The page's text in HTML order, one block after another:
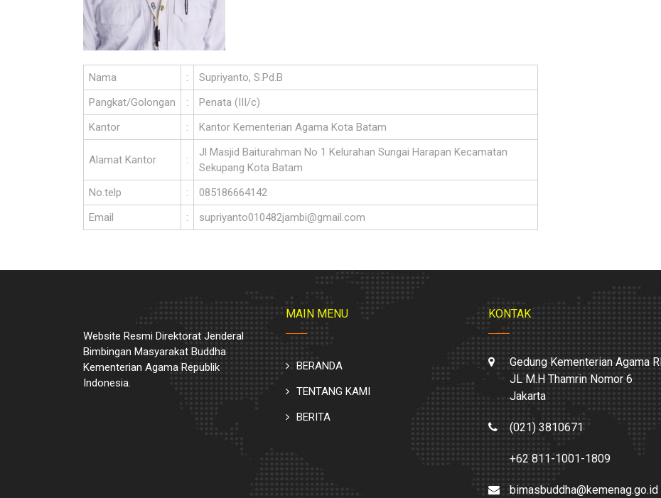
Nama :
Supriyanto, S.Pd.B
Pangkat/Golongan
:
Penata (III/c)
Kantor
: Kantor Kementerian Agama Kota Batam
Alamat Kantor :
Jl Masjid Baiturahman No 1 Kelurahan Sungai Harapan Kecamatan
Sekupang Kota Batam
No.telp
:
085186664142
Email
: supriyanto010482jambi@gmail.com
Website Resmi Direktorat Jenderal
Bimbingan Masyarakat Buddha
Kementerian Agama Republik
Indonesia.
MAIN MENU
BERANDA
TENTANG KAMI
BERITA
KONTAK
Gedung Kementerian Agama RI
JL M.H Thamrin Nomor 6
Jakarta
(021) 3810671
+62 811-1001-1809
bimasbuddha@kemenag.go.id